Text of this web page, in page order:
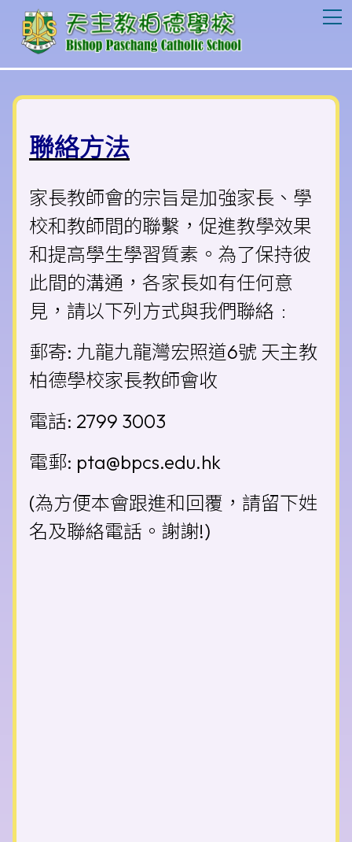
聯絡方法
家長教師會的宗旨是加強家長、學
校和教師間的聯繫，促進教學效果
和提高學生學習質素。為了保持彼
此間的溝通，各家長如有任何意
見，請以下列方式與我們聯絡﹕
郵寄: 九龍九龍灣宏照道6號 天主教
柏德學校家長教師會收
電話: 2799 3003
電郵: pta@bpcs.edu.hk
(為方便本會跟進和回覆，請留下姓
名及聯絡電話。謝謝!)